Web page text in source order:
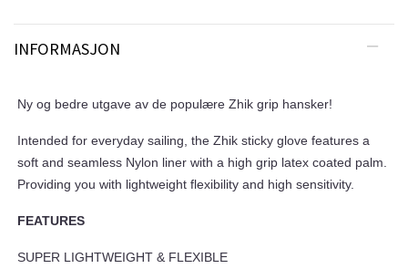
INFORMASJON
Ny og bedre utgave av de populære Zhik grip hansker!
Intended for everyday sailing, the Zhik sticky glove features a
soft and seamless Nylon liner with a high grip latex coated palm.
Providing you with lightweight flexibility and high sensitivity.
FEATURES
SUPER LIGHTWEIGHT & FLEXIBLE